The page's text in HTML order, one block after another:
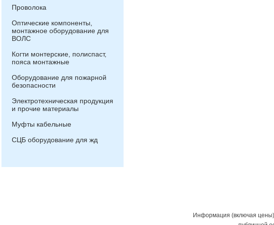
Проволока
Оптические компоненты,
монтажное оборудование для
ВОЛС
Когти монтерские, полиспаст,
пояса монтажные
Оборудование для пожарной
безопасности
Электротехническая продукция
и прочие материалы
Муфты кабельные
СЦБ оборудование для жд
Информация (включая